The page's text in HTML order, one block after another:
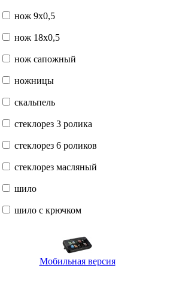
нож 9x0,5
нож 18x0,5
нож сапожный
ножницы
скальпель
стеклорез 3 ролика
стеклорез 6 роликов
стеклорез масляный
шило
шило с крючком
Мобильная версия